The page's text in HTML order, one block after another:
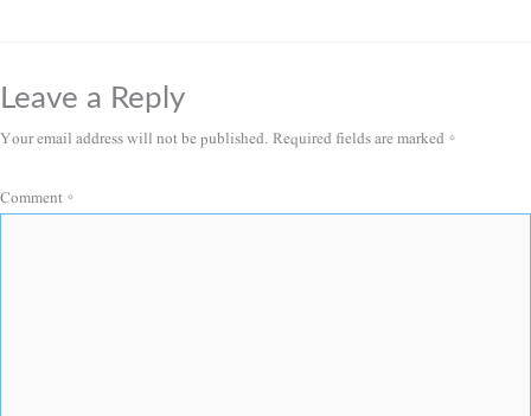
Leave a Reply
Your email address will not be published.Required fields are marked *
Comment*